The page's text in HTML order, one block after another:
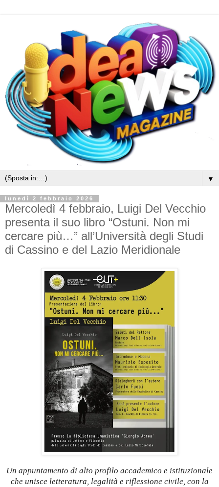
▼
lunedì 2 febbraio 2026
Mercoledì 4 febbraio, Luigi Del Vecchio
presenta il suo libro “Ostuni. Non mi
cercare più…” all’Università degli Studi
di Cassino e del Lazio Meridionale
Un appuntamento di alto profilo accademico e istituzionale
che unisce letteratura, legalità e riflessione civile, con la